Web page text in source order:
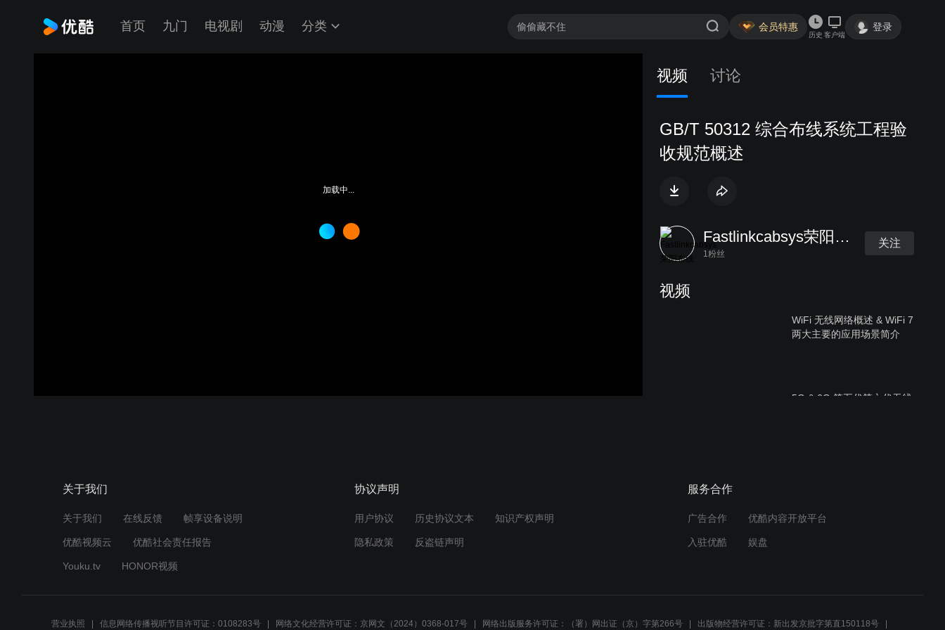
首页 九门 电视剧 动漫 分类 会员特惠
历史 客户端
登录
加载中...
视频 讨论
GB/T 50312 综合布线系统工程验
收规范概述
Fastlinkcabsys荣阳布线
1粉丝
关注
视频
WiFi 无线网络概述 & WiFi 7
两大主要的应用场景简介
5G & 6G 第五代第六代无线
关于我们
关于我们 在线反馈 帧享设备说明
优酷视频云 优酷社会责任报告
Youku.tv HONOR视频
协议声明
用户协议 历史协议文本 知识产权声明
隐私政策 反盗链声明
服务合作
广告合作 优酷内容开放平台
入驻优酷 娱盘
营业执照 信息网络传播视听节目许可证：0108283号 网络文化经营许可证：京网文（2024）0368-017号 网络出版服务许可证：（署）网出证（京）字第266号 出版物经营许可证：新出发京批字第直150118号